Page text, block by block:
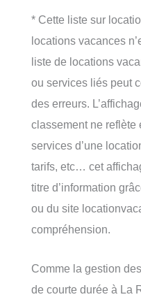
* Cette liste sur
locations vacances
liste de locations
ou services liés peut
des erreurs.
classement ne
services d’une
tarifs, etc… cet
titre d’information
ou du site
compréhension.
Comme la gestion
de courte durée à La